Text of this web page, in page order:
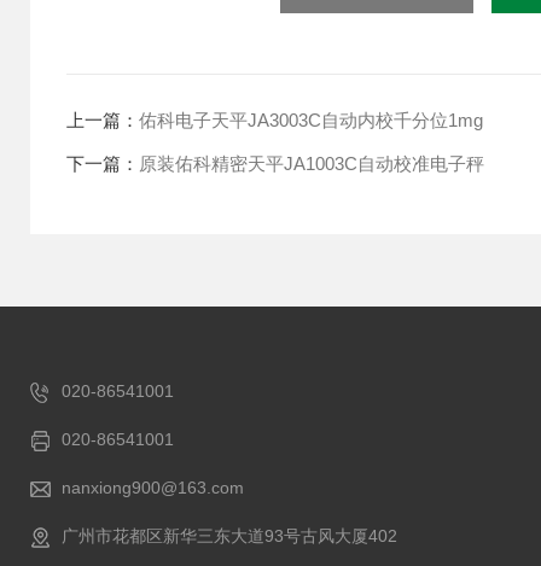
上一篇： 佑科电子天平JA3003C自动内校千分位1mg
下一篇： 原装佑科精密天平JA1003C自动校准电子秤
020-86541001
020-86541001
nanxiong900@163.com
广州市花都区新华三东大道93号古风大厦402